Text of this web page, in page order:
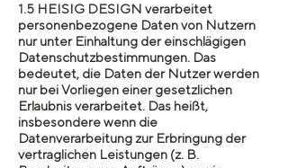
1.5 HEISIG DESIGN verarbeitet
personenbezogene Daten von Nutzern
nur unter Einhaltung der einschlägigen
Datenschutzbestimmungen. Das
bedeutet, die Daten der Nutzer werden
nur bei Vorliegen einer gesetzlichen
Erlaubnis verarbeitet. Das heißt,
insbesondere wenn die
Datenverarbeitung zur Erbringung der
vertraglichen Leistungen (z. B.